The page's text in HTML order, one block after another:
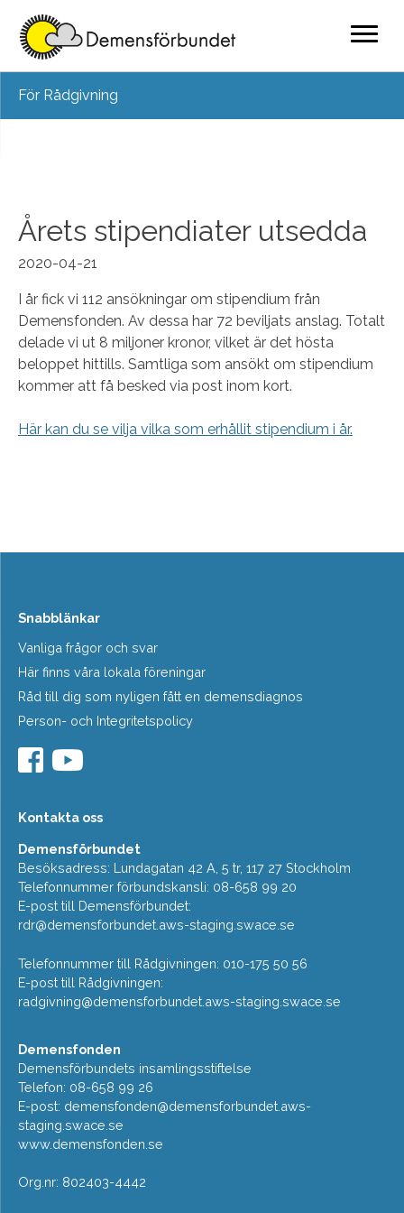
content
För Rådgivning
Årets stipendiater utsedda
2020-04-21
I år fick vi 112 ansökningar om stipendium från
Demensfonden. Av dessa har 72 beviljats anslag. Totalt
delade vi ut 8 miljoner kronor, vilket är det hösta
beloppet hittills. Samtliga som ansökt om stipendium
kommer att få besked via post inom kort.
Här kan du se vilja vilka som erhållit stipendium i år.
Snabblänkar
Vanliga frågor och svar
Här finns våra lokala föreningar
Råd till dig som nyligen fått en demensdiagnos
Person- och Integritetspolicy
Kontakta oss
Demensförbundet
Besöksadress: Lundagatan 42 A, 5 tr, 117 27 Stockholm
Telefonnummer förbundskansli: 08-658 99 20
E-post till Demensförbundet:
rdr@demensforbundet.aws-staging.swace.se
Telefonnummer till Rådgivningen: 010-175 50 56
E-post till Rådgivningen:
radgivning@demensforbundet.aws-staging.swace.se
Demensfonden
Demensförbundets insamlingsstiftelse
Telefon: 08-658 99 26
E-post: demensfonden@demensforbundet.aws-
staging.swace.se
www.demensfonden.se
Org.nr: 802403-4442